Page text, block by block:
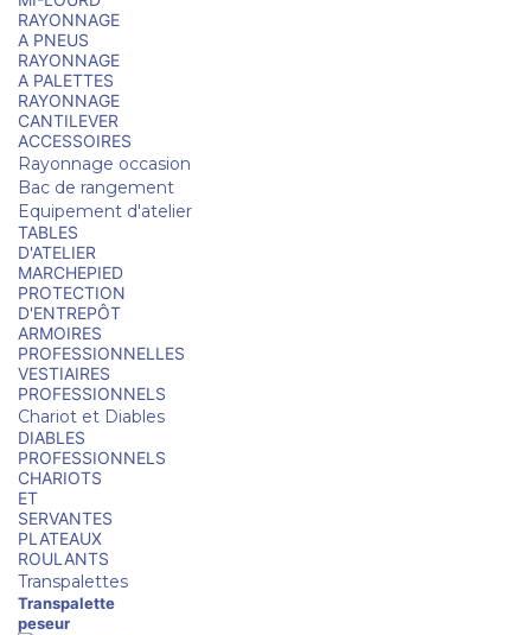
RAYONNAGE
A PNEUS
RAYONNAGE
A PALETTES
RAYONNAGE
CANTILEVER
ACCESSOIRES
Rayonnage occasion
Bac de rangement
Equipement d'atelier
TABLES
D'ATELIER
MARCHEPIED
PROTECTION
D'ENTREPÔT
ARMOIRES
PROFESSIONNELLES
VESTIAIRES
PROFESSIONNELS
Chariot et Diables
DIABLES
PROFESSIONNELS
CHARIOTS
ET
SERVANTES
PLATEAUX
ROULANTS
Transpalettes
Transpalette
peseur